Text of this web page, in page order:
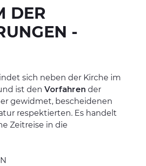
DER
-
sich neben der Kirche im
ist den Vorfahren der
gewidmet, bescheidenen
respektierten. Es handelt
Zeitreise in die